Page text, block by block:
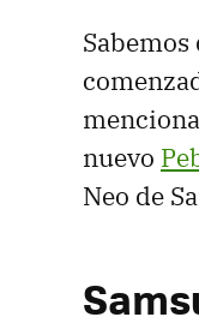
nuevo
Neo de